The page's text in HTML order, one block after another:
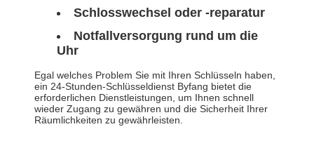
Schlosswechsel oder -reparatur
Notfallversorgung rund um die
Uhr
Egal welches Problem Sie mit Ihren Schlüsseln haben,
ein 24-Stunden-Schlüsseldienst Byfang bietet die
erforderlichen Dienstleistungen, um Ihnen schnell
wieder Zugang zu gewähren und die Sicherheit Ihrer
Räumlichkeiten zu gewährleisten.